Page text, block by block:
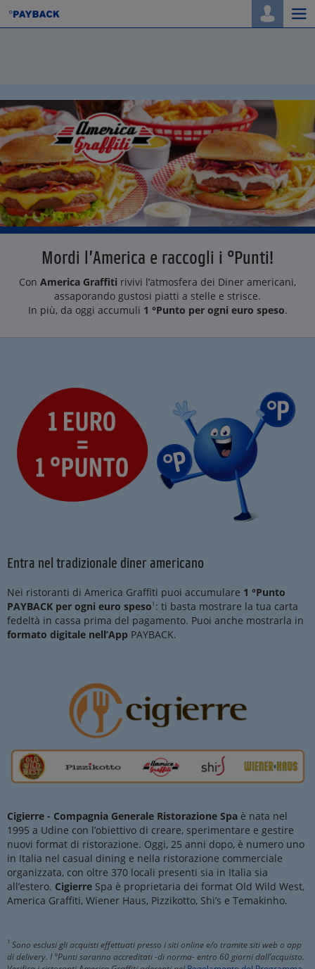
Mordi l’America e raccogli i °Punti!
Con America Graffiti rivivi l’atmosfera dei Diner americani,
assaporando gustosi piatti a stelle e strisce.
In più, da oggi accumuli 1 °Punto per ogni euro speso.
Entra nel tradizionale diner americano
Nei ristoranti di America Graffiti puoi accumulare 1 °Punto
PAYBACK per ogni euro speso1 : ti basta mostrare la tua carta
fedeltà in cassa prima del pagamento. Puoi anche mostrarla in
formato digitale nell’App PAYBACK.
Cigierre - Compagnia Generale Ristorazione Spa è nata nel
1995 a Udine con l’obiettivo di creare, sperimentare e gestire
nuovi format di ristorazione. Oggi, 25 anni dopo, è numero uno
in Italia nel casual dining e nella ristorazione commerciale
organizzata, con oltre 370 locali presenti sia in Italia sia
all’estero. Cigierre Spa è proprietaria dei format Old Wild West,
America Graffiti, Wiener Haus, Pizzikotto, Shi’s e Temakinho.
1 Sono esclusi gli acquisti effettuati presso i siti online e/o tramite siti web o app
di delivery. I °Punti saranno accreditati -di norma- entro 60 giorni dall’acquisto.